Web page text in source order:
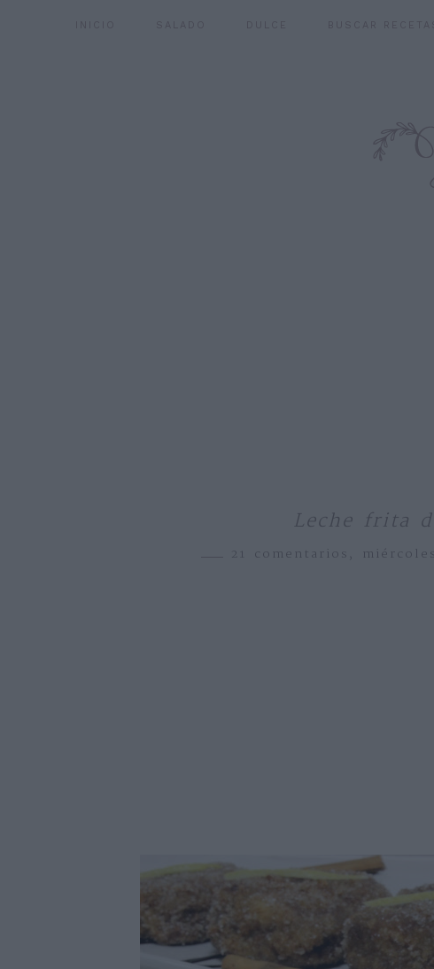
Leche frita
21 comentarios,